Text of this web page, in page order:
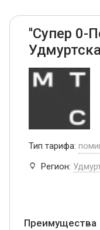
''Супер 0-
Тип тарифа:
Регион:
Преимущества